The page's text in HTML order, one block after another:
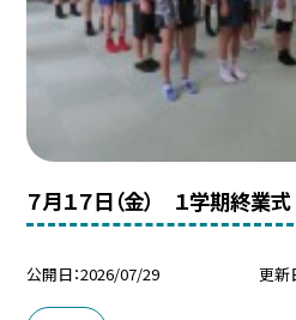
７月１７日（金） １学期終業式
公開日 2026/07/29 更新